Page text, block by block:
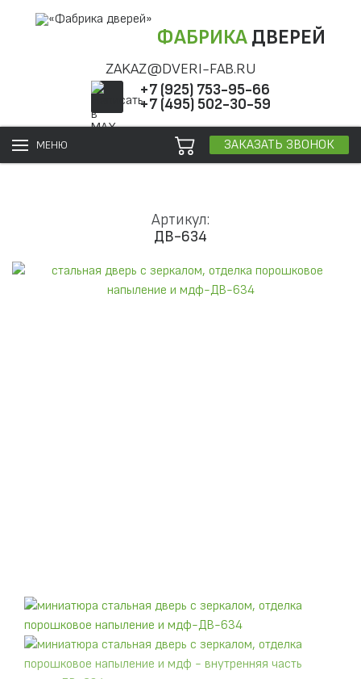
ФАБРИКАДВЕРЕЙ
ZAKAZ@DVERI-FAB.RU
+7 (925) 753-95-66
+7 (495) 502-30-59
МЕНЮ ЗАКАЗАТЬ ЗВОНОК
Артикул:
ДВ-634